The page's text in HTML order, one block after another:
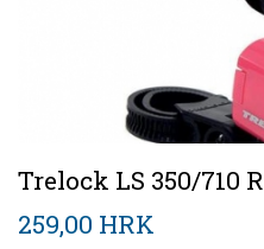
Trelock LS 350/710 R
259,00 HRK